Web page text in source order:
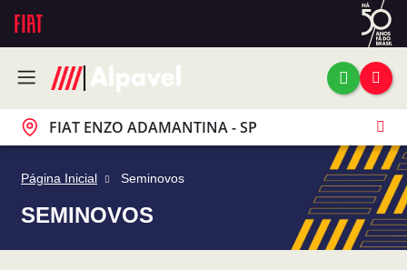
FIAT ENZO ADAMANTINA - SP
Página Inicial Seminovos
SEMINOVOS